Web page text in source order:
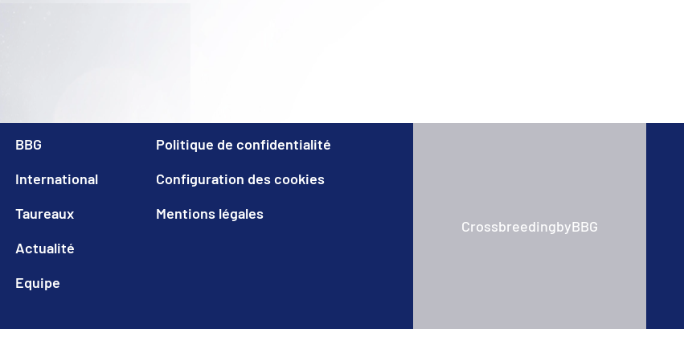
BBG
International
Taureaux
Actualité
Equipe
Politique de confidentialité
Configuration des cookies
Mentions légales
CrossbreedingbyBBG